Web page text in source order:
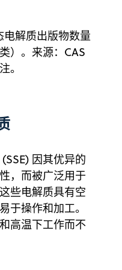
解质出版物数量
）。来源：CAS
。
因其优异的
，而被广泛用于
些电解质具有空
于操作和加工。
高温下工作而不